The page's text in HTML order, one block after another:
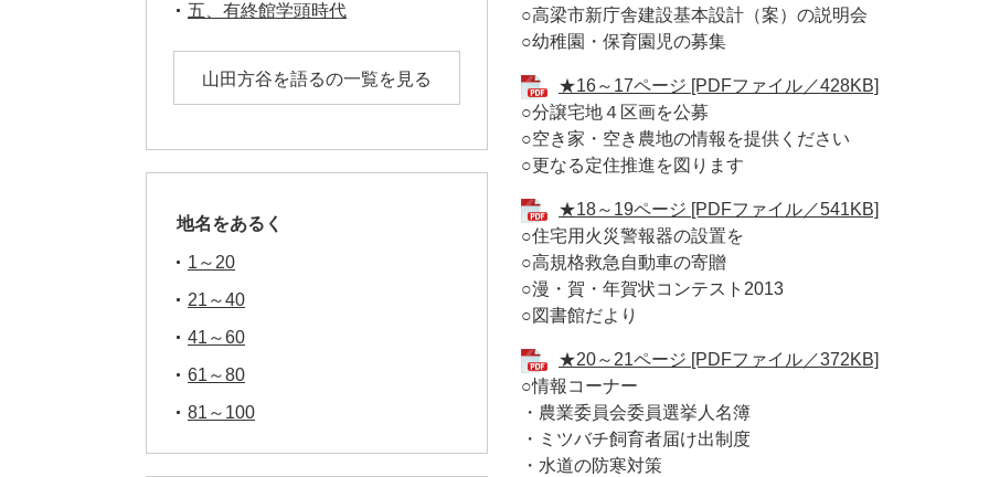
○高梁市新庁舎建設基本設計（案）の説明会
○幼稚園・保育園児の募集
★16～17ページ [PDFファイル／428KB]
○分譲宅地４区画を公募
○空き家・空き農地の情報を提供ください
○更なる定住推進を図ります
★18～19ページ [PDFファイル／541KB]
○住宅用火災警報器の設置を
○高規格救急自動車の寄贈
○漫・賀・年賀状コンテスト2013
○図書館だより
★20～21ページ [PDFファイル／372KB]
○情報コーナー
・農業委員会委員選挙人名簿
・ミツバチ飼育者届け出制度
・水道の防寒対策
五、有終館学頭時代
山田方谷を語るの一覧を見る
地名をあるく
1～20
21～40
41～60
61～80
81～100